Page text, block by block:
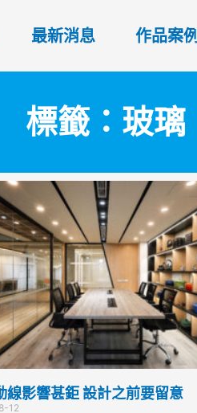
最新消息 作品案例
標籤：玻璃
線影響甚鉅 設計之前要留意
12